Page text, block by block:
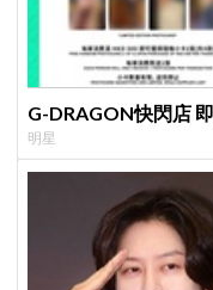
G-DRAGON快閃店
明星